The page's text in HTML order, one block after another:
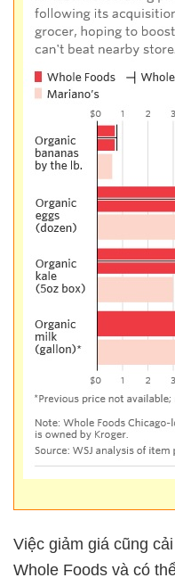
Việc giảm giá cũng
Whole Foods và có